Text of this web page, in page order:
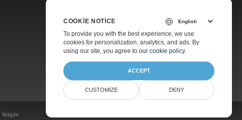
Fiyatlandırma
Ücretsiz Danışmanlık
Hakkında
İletişim
COOKIE NOTICE
To provide you with the best experience, we use
cookies for personalization, analytics, and ads. By
using our site, you agree to our cookie policy.
ACCEPT
CUSTOMIZE DENY